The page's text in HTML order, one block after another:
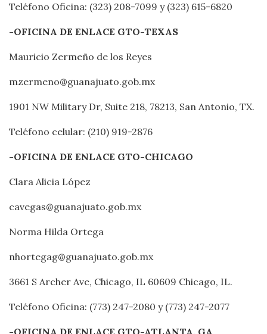
Teléfono Oficina: (323) 208-7099 y (323) 615-6820
-OFICINA DE ENLACE GTO-TEXAS
Mauricio Zermeño de los Reyes
mzermeno@guanajuato.gob.mx
1901 NW Military Dr, Suite 218, 78213, San Antonio, TX.
Teléfono celular: (210) 919-2876
-OFICINA DE ENLACE GTO-CHICAGO
Clara Alicia López
cavegas@guanajuato.gob.mx
Norma Hilda Ortega
nhortegag@guanajuato.gob.mx
3661 S Archer Ave, Chicago, IL 60609 Chicago, IL.
Teléfono Oficina: (773) 247-2080 y (773) 247-2077